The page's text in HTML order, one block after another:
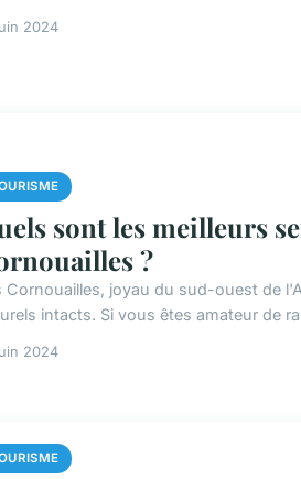
2024
sont les meilleurs
?
Cornouailles, joyau du sud-ouest de
intacts. Si vous êtes amateur de
2024